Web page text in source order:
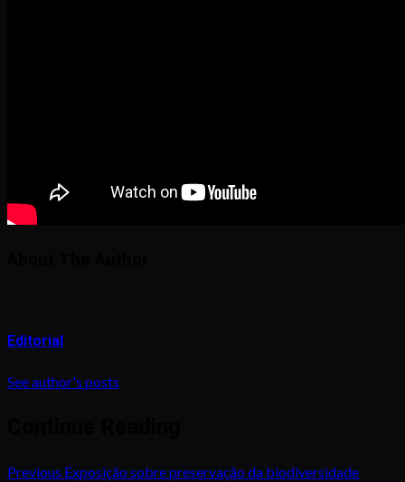
Editorial
See author's posts
Previous Exposição sobre preservação da biodiversidade